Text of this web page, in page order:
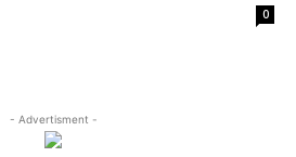
0
- Advertisment -